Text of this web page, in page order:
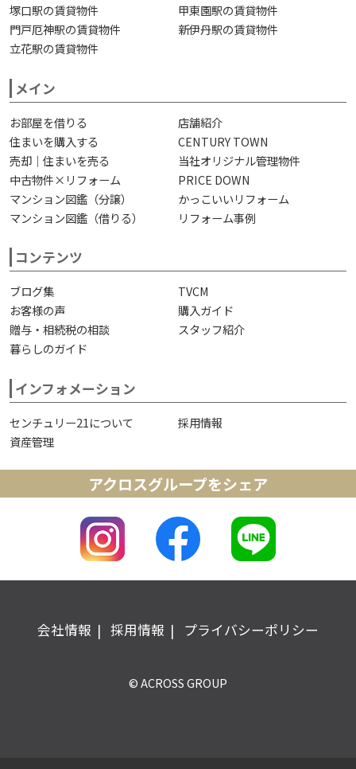
塚口駅の賃貸物件
甲東園駅の賃貸物件
門戸厄神駅の賃貸物件
新伊丹駅の賃貸物件
立花駅の賃貸物件
メイン
お部屋を借りる
店舗紹介
住まいを購入する
CENTURY TOWN
売却｜住まいを売る
当社オリジナル管理物件
中古物件×リフォーム
PRICE DOWN
マンション図鑑（分譲）
かっこいいリフォーム
マンション図鑑（借りる）
リフォーム事例
コンテンツ
ブログ集
TVCM
お客様の声
購入ガイド
贈与・相続税の相談
スタッフ紹介
暮らしのガイド
インフォメーション
センチュリー21について
採用情報
資産管理
アクロスグループをシェア
会社情報 採用情報 プライバシーポリシー
© ACROSS GROUP